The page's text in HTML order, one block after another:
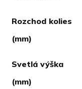
Rozchod kolies
(mm)
Svetlá výška
(mm)